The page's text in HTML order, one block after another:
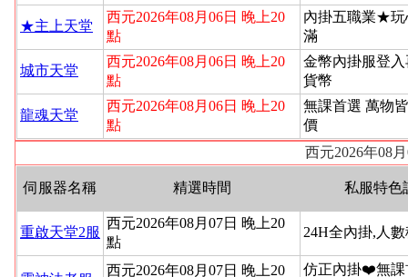
★主上天堂
西元2026年08月06日 晚上20
點
內掛五職業★玩
滿
城市天堂
西元2026年08月06日 晚上20
點
金幣內掛服登
貨幣
龍魂天堂
西元2026年08月06日 晚上20
點
無課首選 萬物
價
西元2026年08
伺服器名稱 精選時間 私服特色
重啟天堂2服
西元2026年08月07日 晚上20
點
24H全內掛,人
西元2026年08月07日 晚上20
仿正內掛❤️無